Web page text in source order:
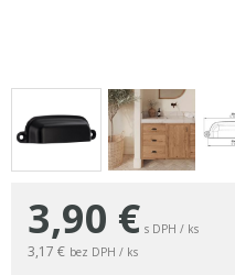
3,90 € s DPH / ks
3,17 € bez DPH / ks